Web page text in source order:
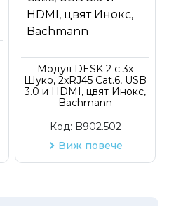
Модул DESK 2 с 3х
Шуко, 2xRJ45 Cat.6, USB
3.0 и HDMI, цвят Инокс,
Bachmann
Код: B902.502
Виж повече